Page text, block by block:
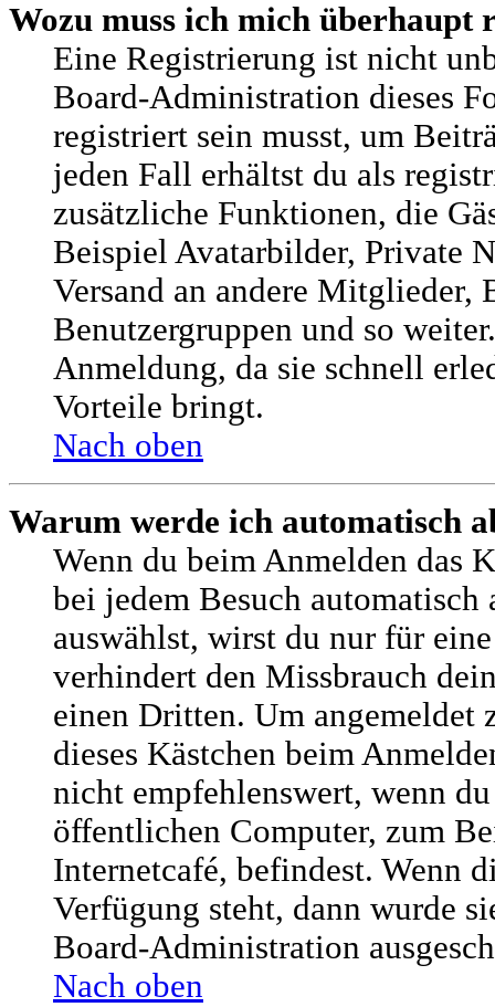
Wozu muss ich mich überhaupt
Eine Registrierung ist nicht
Board-Administration dieses
registriert sein musst, um
jeden Fall erhältst du als
zusätzliche Funktionen, die
Beispiel Avatarbilder, Private
Versand an andere Mitglieder,
Benutzergruppen und so
Anmeldung, da sie schnell
Vorteile bringt.
Nach oben
Warum werde ich automatisch
Wenn du beim Anmelden das
bei jedem Besuch automatisch
auswählst, wirst du nur für
verhindert den Missbrauch
einen Dritten. Um angemeldet
dieses Kästchen beim
nicht empfehlenswert, wenn
öffentlichen Computer, zum
Internetcafé, befindest. Wenn
Verfügung steht, dann wurde
Board-Administration
Nach oben